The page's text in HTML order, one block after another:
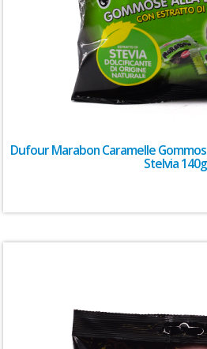
Dufour Marabon Caramelle
Stelvia 140g